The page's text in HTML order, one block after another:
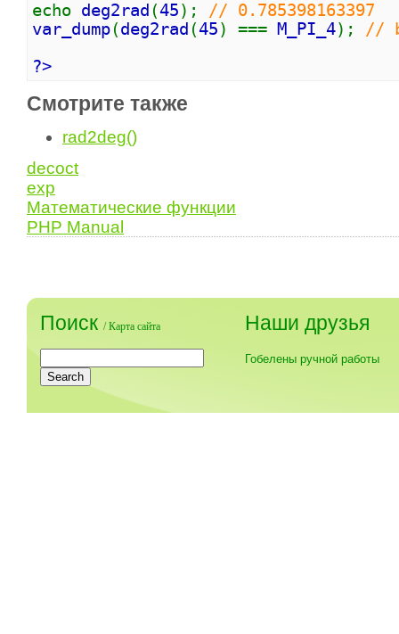
echo deg2rad (45); // 0.785398163397
var_dump(deg2rad (45) === M_PI_4); //
?>
Смотрите также
rad2deg()
decoct
exp
Математические функции
PHP Manual
Поиск /Карта сайта Наши друзья
Гобелены ручной работы